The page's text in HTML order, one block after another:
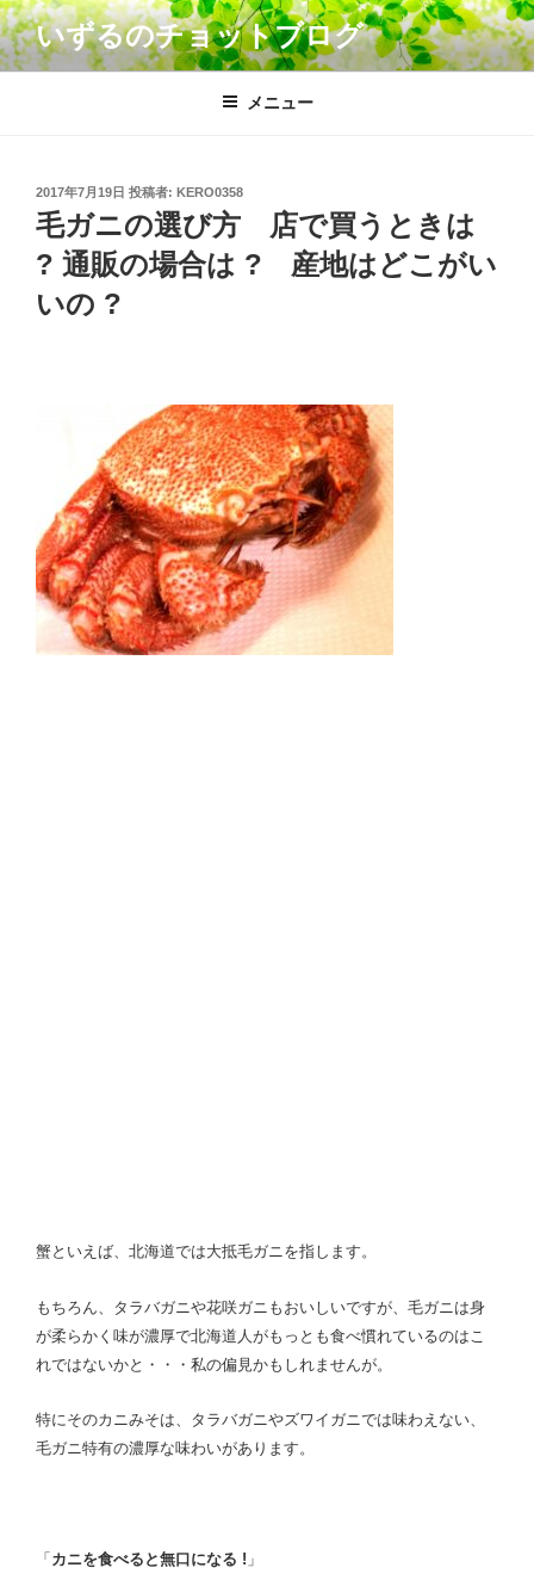
コ
ン
テ
いずるのチョットブログ
メニュー
投
稿
日:
2017年7月19日 投稿者: KERO0358
毛ガニの選び方 店で買うときは
? 通販の場合は ? 産地はどこがい
いの ?
蟹といえば、北海道では大抵毛ガニを指します。
もちろん、タラバガニや花咲ガニもおいしいですが、毛ガニは身
が柔らかく味が濃厚で北海道人がもっとも食べ慣れているのはこ
れではないかと・・・私の偏見かもしれませんが。
特にそのカニみそは、タラバガニやズワイガニでは味わえない、
毛ガニ特有の濃厚な味わいがあります。
「 カニを食べると無口になる ! 」